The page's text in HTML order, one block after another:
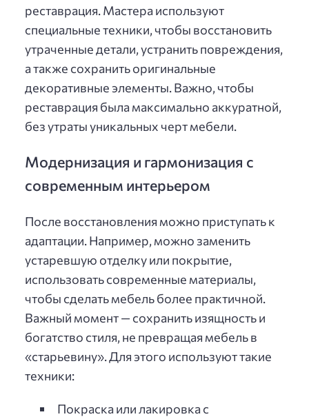
реставрация. Мастера используют
специальные техники, чтобы восстановить
утраченные детали, устранить повреждения,
а также сохранить оригинальные
декоративные элементы. Важно, чтобы
реставрация была максимально аккуратной,
без утраты уникальных черт мебели.
Модернизация и гармонизация с
современным интерьером
После восстановления можно приступать к
адаптации. Например, можно заменить
устаревшую отделку или покрытие,
использовать современные материалы,
чтобы сделать мебель более практичной.
Важный момент — сохранить изящность и
богатство стиля, не превращая мебель в
«старьевину». Для этого используют такие
техники:
Покраска или лакировка с